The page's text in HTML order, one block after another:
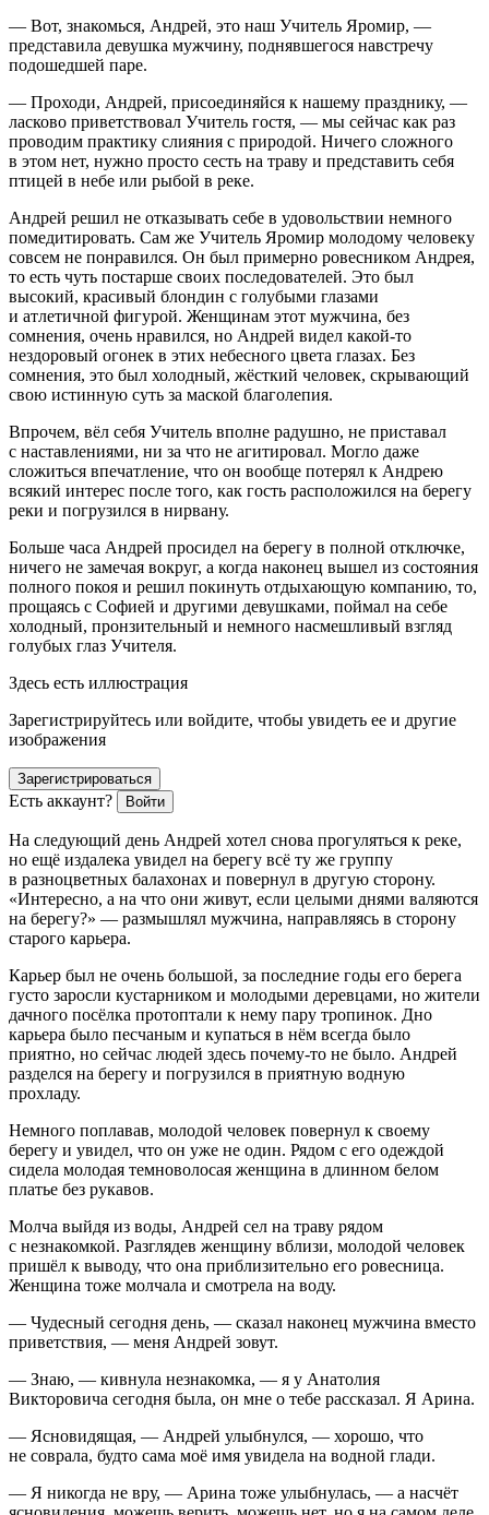
— Вот, знакомься, Андрей, это наш Учитель Яромир, —
представила девушка мужчину, поднявшегося навстречу
подошедшей паре.
— Проходи, Андрей, присоединяйся к нашему празднику, —
ласково приветствовал Учитель гостя, — мы сейчас как раз
проводим практику слияния с природой. Ничего сложного
в этом нет, нужно просто сесть на траву и представить себя
птицей в небе или рыбой в реке.
Андрей решил не отказывать себе в удовольствии немного
помедитировать. Сам же Учитель Яромир молодому человеку
совсем не понравился. Он был примерно ровесником Андрея,
то есть чуть постарше своих последователей. Это был
высокий, красивый блондин с голубыми глазами
и атлетичной фигурой. Женщинам этот мужчина, без
сомнения, очень нравился, но Андрей видел какой-то
нездоровый огонек в этих небесного цвета глазах. Без
сомнения, это был холодный, жёсткий человек, скрывающий
свою истинную суть за маской благолепия.
Впрочем, вёл себя Учитель вполне радушно, не приставал
с наставлениями, ни за что не агитировал. Могло даже
сложиться впечатление, что он вообще потерял к Андрею
всякий интерес после того, как гость расположился на берегу
реки и погрузился в нирвану.
Больше часа Андрей просидел на берегу в полной отключке,
ничего не замечая вокруг, а когда наконец вышел из состояния
полного покоя и решил покинуть отдыхающую компанию, то,
прощаясь с Софией и другими девушками, поймал на себе
холодный, пронзительный и немного насмешливый взгляд
голубых глаз Учителя.
Здесь есть иллюстрация
Зарегистрируйтесь или войдите, чтобы увидеть ее и другие
изображения
Зарегистрироваться
Есть аккаунт? Войти
На следующий день Андрей хотел снова прогуляться к реке,
но ещё издалека увидел на берегу всё ту же группу
в разноцветных балахонах и повернул в другую сторону.
«Интересно, а на что они живут, если целыми днями валяются
на берегу?» — размышлял мужчина, направляясь в сторону
старого карьера.
Карьер был не очень большой, за последние годы его берега
густо заросли кустарником и молодыми деревцами, но жители
дачного посёлка протоптали к нему пару тропинок. Дно
карьера было песчаным и купаться в нём всегда было
приятно, но сейчас людей здесь почему-то не было. Андрей
разделся на берегу и погрузился в приятную водную
прохладу.
Немного поплавав, молодой человек повернул к своему
берегу и увидел, что он уже не один. Рядом с его одеждой
сидела молодая темноволосая женщина в длинном белом
платье без рукавов.
Молча выйдя из воды, Андрей сел на траву рядом
с незнакомкой. Разглядев женщину вблизи, молодой человек
пришёл к выводу, что она приблизительно его ровесница.
Женщина тоже молчала и смотрела на воду.
— Чудесный сегодня день, — сказал наконец мужчина вместо
приветствия, — меня Андрей зовут.
— Знаю, — кивнула незнакомка, — я у Анатолия
Викторовича сегодня была, он мне о тебе рассказал. Я Арина.
— Ясновидящая, — Андрей улыбнулся, — хорошо, что
не соврала, будто сама моё имя увидела на водной глади.
— Я никогда не вру, — Арина тоже улыбнулась, — а насчёт